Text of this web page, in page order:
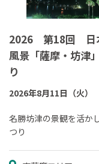
2026 第18回 日
風景「薩摩・坊津
り
2026年8月11日（火）
名勝坊津の景観を活か
つり